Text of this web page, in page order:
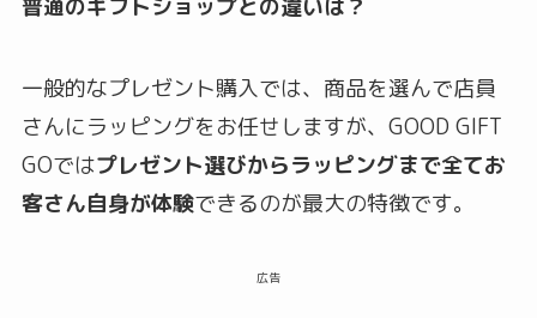
普通のギフトショップとの違いは？
一般的なプレゼント購入では、商品を選んで店員
さんにラッピングをお任せしますが、GOOD GIFT
GOではプレゼント選びからラッピングまで全てお
客さん自身が体験できるのが最大の特徴です。
広告